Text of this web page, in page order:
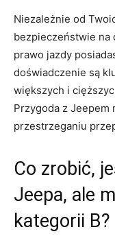
Niezależnie od
bezpieczeństwie na⁢
⁤prawo jazdy
doświadczenie są
większych i
Przygoda z Jeepem
przestrzeganiu
Co ⁤zrobić,
Jeepa, ale
kategorii B?